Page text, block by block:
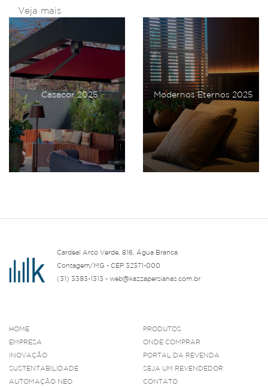
Veja mais
Casacor 2025 Modernos Eternos 2025
Cardeal Arco Verde, 816, Água Branca
Contagem/MG - CEP 32371-000
(31) 3393-1313 - web@kazzapersianas.com.br
HOME
EMPRESA
INOVAÇÃO
SUSTENTABILIDADE
AUTOMAÇÃO NEO
PRODUTOS
ONDE COMPRAR
PORTAL DA REVENDA
SEJA UM REVENDEDOR
CONTATO